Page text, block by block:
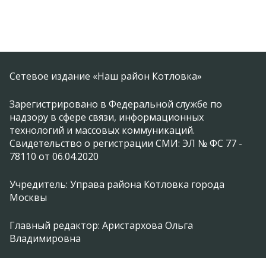
Сетевое издание «Наш район Котловка»
Зарегистрировано в Федеральной службе по
надзору в сфере связи, информационных
технологий и массовых коммуникаций.
Свидетельство о регистрации СМИ: ЭЛ № ФС 77 -
78110 от 06.04.2020
Учредитель: Управа района Котловка города
Москвы
Главный редактор: Аристархова Ольга
Владимировна